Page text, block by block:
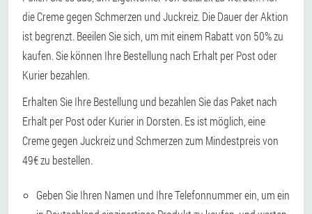
die Creme gegen Schmerzen und Juckreiz. Die Dauer der Aktion
ist begrenzt. Beeilen Sie sich, um mit einem Rabatt von 50% zu
kaufen. Sie können Ihre Bestellung nach Erhalt per Post oder
Kurier bezahlen.
Erhalten Sie Ihre Bestellung und bezahlen Sie das Paket nach
Erhalt per Post oder Kurier in Dorsten. Es ist möglich, eine
Creme gegen Juckreiz und Schmerzen zum Mindestpreis von
49€ zu bestellen.
Geben Sie Ihren Namen und Ihre Telefonnummer ein, um ein